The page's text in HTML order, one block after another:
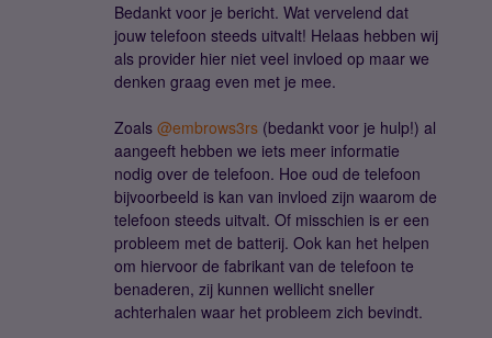
Bedankt voor je bericht. Wat vervelend dat
jouw telefoon steeds uitvalt! Helaas hebben wij
als provider hier niet veel invloed op maar we
denken graag even met je mee.
​​​​​​Zoals @embrows3rs (bedankt voor je hulp!) al
aangeeft hebben we iets meer informatie
nodig over de telefoon. Hoe oud de telefoon
bijvoorbeeld is kan van invloed zijn waarom de
telefoon steeds uitvalt. Of misschien is er een
probleem met de batterij. Ook kan het helpen
om hiervoor de fabrikant van de telefoon te
benaderen, zij kunnen wellicht sneller
achterhalen waar het probleem zich bevindt.